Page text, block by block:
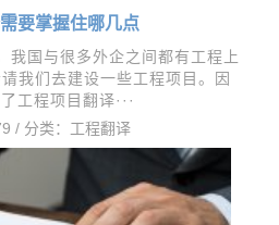
要掌握住哪几点
我国与很多外企之间都有工程上
我们去建设一些工程项目。因
工程项目翻译···
/ 分类： 工程翻译